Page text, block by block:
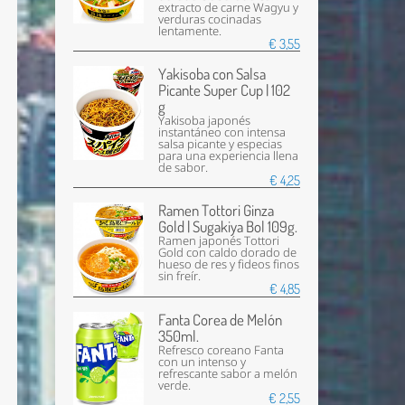
extracto de carne Wagyu y
verduras cocinadas
lentamente.
€ 3,55
Yakisoba con Salsa
Picante Super Cup | 102
g
Yakisoba japonés
instantáneo con intensa
salsa picante y especias
para una experiencia llena
de sabor.
€ 4,25
Ramen Tottori Ginza
Gold | Sugakiya Bol 109g.
Ramen japonés Tottori
Gold con caldo dorado de
hueso de res y fideos finos
sin freír.
€ 4,85
Fanta Corea de Melón
350ml.
Refresco coreano Fanta
con un intenso y
refrescante sabor a melón
verde.
€ 2,55